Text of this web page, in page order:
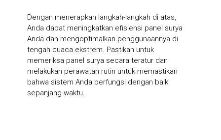
Dengan menerapkan langkah-langkah di atas,
Anda dapat meningkatkan efisiensi panel surya
Anda dan mengoptimalkan penggunaannya di
tengah cuaca ekstrem. Pastikan untuk
memeriksa panel surya secara teratur dan
melakukan perawatan rutin untuk memastikan
bahwa sistem Anda berfungsi dengan baik
sepanjang waktu.